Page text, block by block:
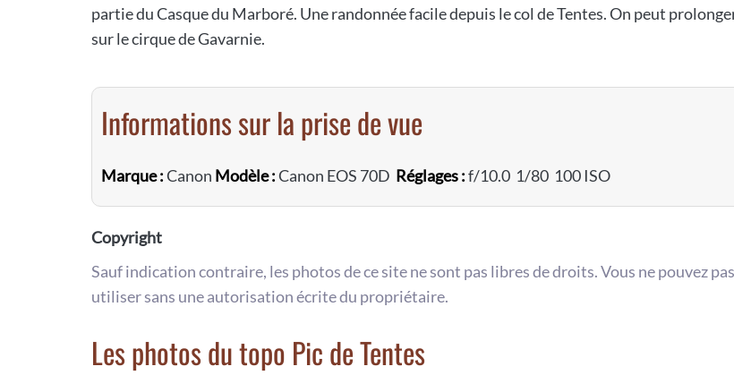
partie du Casque du Marboré. Une randonnée facile depuis le col de Tentes. On peut
sur le cirque de Gavarnie.
Informations sur la prise de vue
Marque :Canon Modèle :Canon EOS 70D Réglages :f/10.0 1/80 100 ISO
Copyright
Sauf indication contraire, les photos de ce site ne sont pas libres de droits. Vous ne pouvez
utiliser sans une autorisation écrite du propriétaire.
Les photos du topo Pic de Tentes